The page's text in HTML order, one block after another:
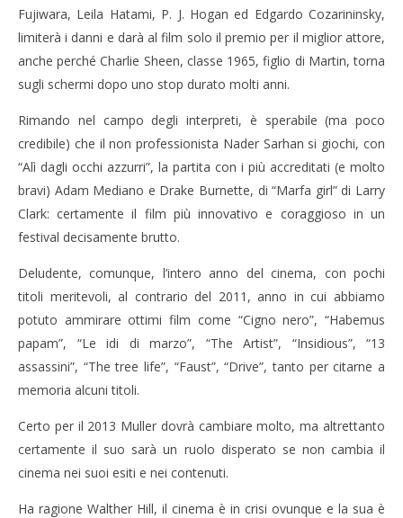
Fujiwara, Leila Hatami, P. J. Hogan ed Edgardo Cozarininsky,
limiterà i danni e darà al film solo il premio per il miglior attore,
anche perché Charlie Sheen, classe 1965, figlio di Martin, torna
sugli schermi dopo uno stop durato molti anni.
Rimando nel campo degli interpreti, è sperabile (ma poco
credibile) che il non professionista Nader Sarhan si giochi, con
“Alì dagli occhi azzurri”, la partita con i più accreditati (e molto
bravi) Adam Mediano e Drake Burnette, di “Marfa girl” di Larry
Clark: certamente il film più innovativo e coraggioso in un
festival decisamente brutto.
Deludente, comunque, l’intero anno del cinema, con pochi
titoli meritevoli, al contrario del 2011, anno in cui abbiamo
potuto ammirare ottimi film come “Cigno nero”, “Habemus
papam”, “Le idi di marzo”, “The Artist”, “Insidious”, “13
assassini”, “The tree life”, “Faust”, “Drive”, tanto per citarne a
memoria alcuni titoli.
Certo per il 2013 Muller dovrà cambiare molto, ma altrettanto
certamente il suo sarà un ruolo disperato se non cambia il
cinema nei suoi esiti e nei contenuti.
Ha ragione Walther Hill, il cinema è in crisi ovunque e la sua è